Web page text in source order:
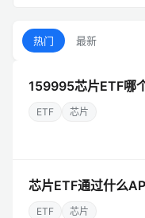
热门 最新
159995芯片ETF哪
ETF 芯片
芯片ETF通过什么
ETF 芯片